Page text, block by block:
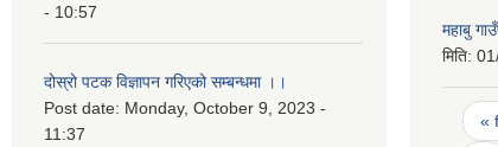
- 10:57
दोस्रो पटक विज्ञापन गरिएको सम्बन्धमा ।।
Post date: Monday, October 9, 2023 -
11:37
महाबु
मिति:
«